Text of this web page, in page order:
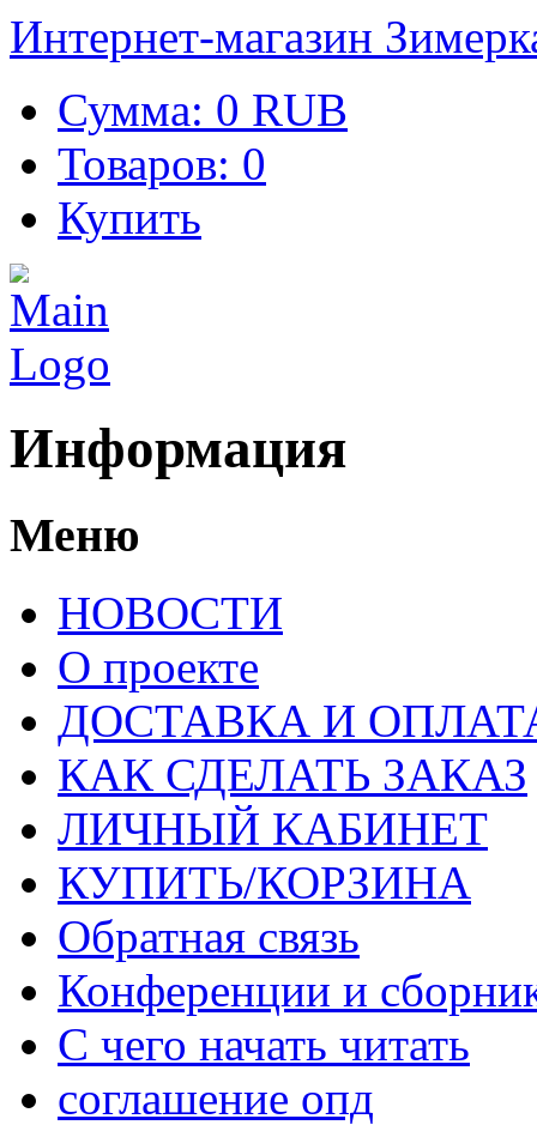
Интернет-магазин
Сумма: 0 RUB
Товаров: 0
Купить
Информация
Меню
НОВОСТИ
О проекте
ДОСТАВКА И
КАК СДЕЛАТЬ ЗАКАЗ
ЛИЧНЫЙ КАБИНЕТ
КУПИТЬ/КОРЗИНА
Обратная связь
Конференции и
С чего начать читать
соглашение опд